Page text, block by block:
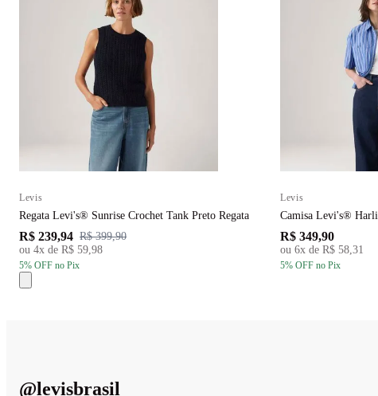
Levis
Regata Levi's® Sunrise Crochet Tank Preto Regata
R$ 239,94 R$ 399,90
ou 4x de R$ 59,98
5% OFF no Pix
Levis
Camisa Levi's®
R$ 349,90
ou 6x de R$ 58,31
5% OFF no Pix
@levisbrasil